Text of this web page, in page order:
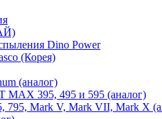
Dino Power
(Корея)
(аналог)
MAX 395, 495 и 595 (аналог)
795, Mark V, Mark VII, Mark X